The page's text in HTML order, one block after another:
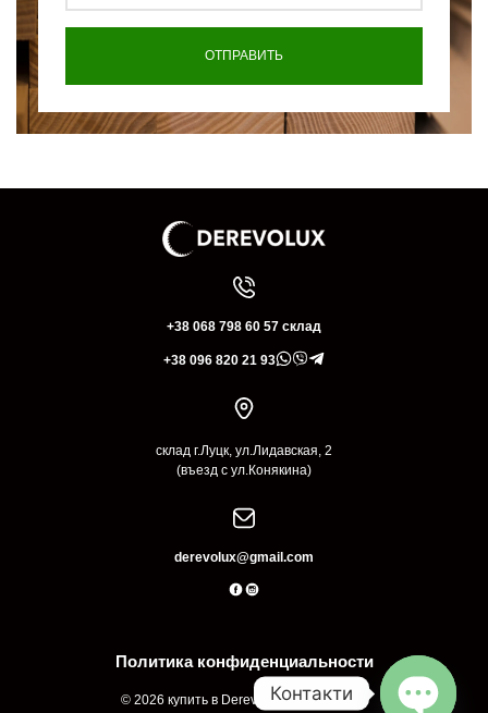
+38 068 798 60 57 склад
+38 096 820 21 93
склад г.Луцк, ул.Лидавская, 2
(въезд с ул.Конякина)
derevolux@gmail.com
Политика конфиденциальности
© 2026 купить в Derevolux Луцк Украина
Контакти